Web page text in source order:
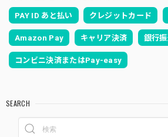
PAY ID あと払い クレジットカード
Amazon Pay キャリア決済 銀行
コンビニ決済またはPay-easy
SEARCH